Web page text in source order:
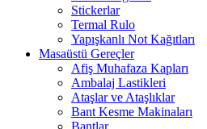
Stickerlar
Termal Rulo
Yapışkanlı Not Kağıtları
Masaüstü Gereçler
Afiş Muhafaza Kapları
Ambalaj Lastikleri
Ataşlar ve Ataşlıklar
Bant Kesme Makinaları
Bantlar